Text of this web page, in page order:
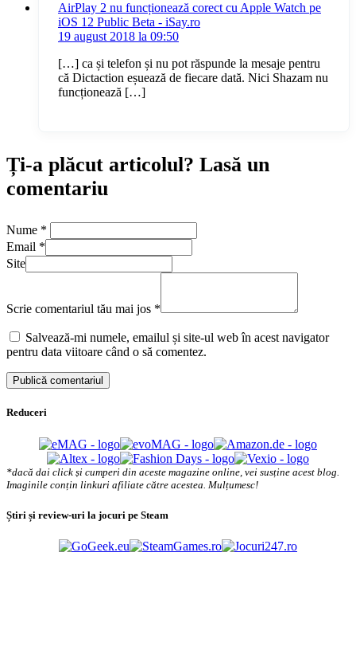
AirPlay 2 nu funcționează corect cu Apple Watch pe
iOS 12 Public Beta - iSay.ro
19 august 2018 la 09:50
[…] ca și telefon și nu pot răspunde la mesaje pentru
că Dictaction eșuează de fiecare dată. Nici Shazam nu
funcționează […]
Ți-a plăcut articolul? Lasă un
comentariu
Nume *
Email *
Site
Scrie comentariul tău mai jos *
Salvează-mi numele, emailul și site-ul web în acest navigator
pentru data viitoare când o să comentez.
Reduceri
*dacă dai click și cumperi din aceste magazine online, vei susține acest blog.
Imaginile conțin linkuri afiliate către acestea. Mulțumesc!
Știri și review-uri la jocuri pe Steam